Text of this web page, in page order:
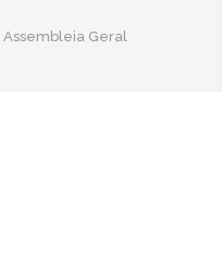
Assembleia Geral